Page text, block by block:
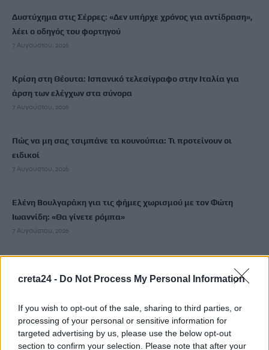
creta24 - Do Not Process My Personal Information
If you wish to opt-out of the sale, sharing to third parties, or
processing of your personal or sensitive information for
targeted advertising by us, please use the below opt-out
section to confirm your selection. Please note that after your
Δυστύχημα στις Σέρρες: «Δεν υπήρχε χρόνος για αντίδραση»,
λέει ο οδηγός του φορτηγού
7 Αυγούστου, 2026
Κρίση στη Θέουτα: Ισπανικό τελεσίγραφο στην Ιταλία για
άρση των ελέγχων στα σύνορα
7 Αυγούστου, 2026
Πώς να μη σας τσιμπάνε τα κουνούπια: Τι προτείνουν οι
ειδικοί
7 Αυγούστου, 2026
Ελένη Βουλγαράκη για τις φήμες χωρισμού με τον Φώτη
Ιωαννίδη: «Θα γίνετε ρόμπα»
7 Αυγούστου, 2026
βετεράνο
TRENDING